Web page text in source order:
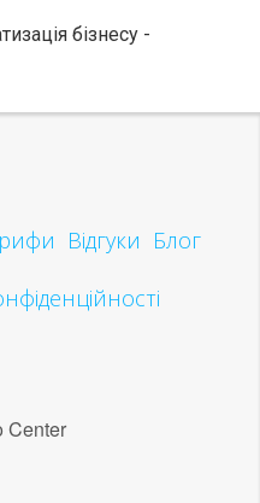
бізнесу -
Відгуки Блог
Center